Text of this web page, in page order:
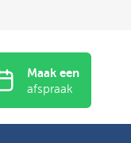
Maak een
afspraak